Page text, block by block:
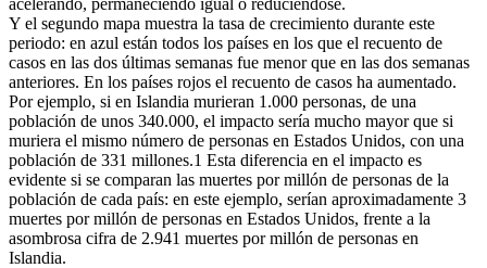
Y el segundo mapa muestra la tasa de crecimiento durante este
periodo: en azul están todos los países en los que el recuento de
casos en las dos últimas semanas fue menor que en las dos semanas
anteriores. En los países rojos el recuento de casos ha aumentado.
Por ejemplo, si en Islandia murieran 1.000 personas, de una
población de unos 340.000, el impacto sería mucho mayor que si
muriera el mismo número de personas en Estados Unidos, con una
población de 331 millones.1 Esta diferencia en el impacto es
evidente si se comparan las muertes por millón de personas de la
población de cada país: en este ejemplo, serían aproximadamente 3
muertes por millón de personas en Estados Unidos, frente a la
asombrosa cifra de 2.941 muertes por millón de personas en
Islandia.